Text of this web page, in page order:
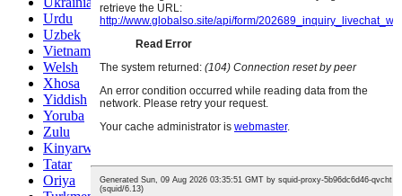
Urdu
Uzbek
Vietnamese
Welsh
Xhosa
Yiddish
Yoruba
Zulu
Kinyarwanda
Tatar
Oriya